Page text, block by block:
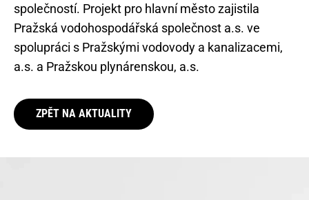
společností. Projekt pro hlavní město zajistila
Pražská vodohospodářská společnost a.s. ve
spolupráci s Pražskými vodovody a kanalizacemi,
a.s. a Pražskou plynárenskou, a.s.
ZPĚT NA AKTUALITY